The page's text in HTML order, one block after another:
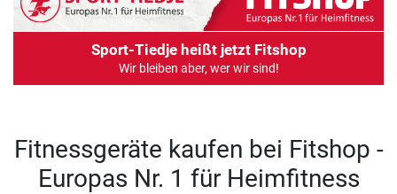
Sport-Tiedje heißt jetzt Fitshop
Wir bleiben aber, wer wir sind!
Fitnessgeräte kaufen bei Fitshop -
Europas Nr. 1 für Heimfitness